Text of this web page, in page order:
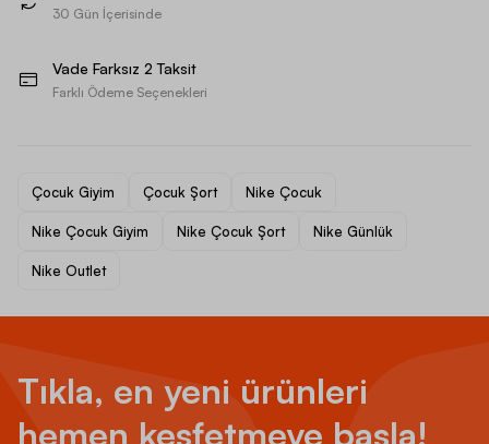
30 Gün İçerisinde
Vade Farksız 2 Taksit
Farklı Ödeme Seçenekleri
Çocuk Giyim Çocuk Şort Nike Çocuk
Nike Çocuk Giyim Nike Çocuk Şort Nike Günlük
Nike Outlet
Tıkla, en yeni ürünleri
hemen keşfetmeye başla!